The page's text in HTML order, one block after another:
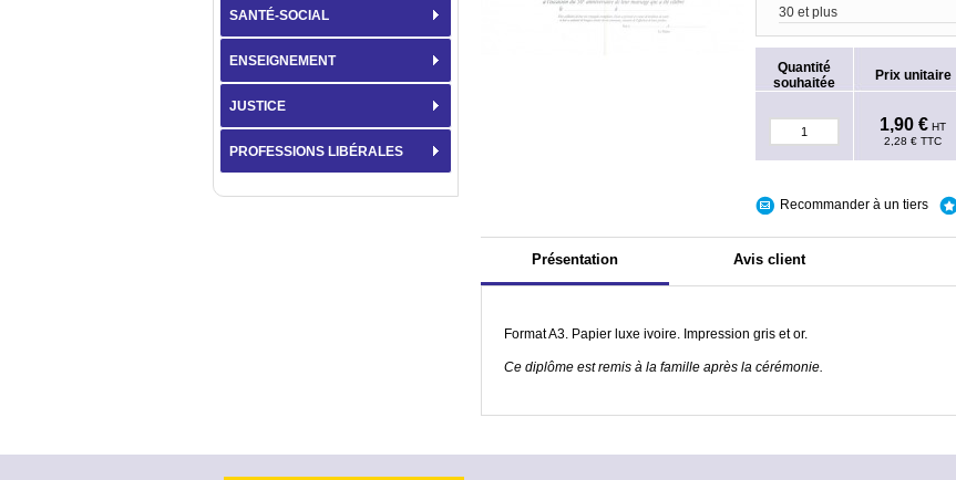
30 et plus
Quantité
souhaitée
Prix unitaire
1,90 € HT
2,28 € TTC
Recommander à un tiers
Présentation Avis client
Format A3. Papier luxe ivoire. Impression gris et or.
Ce diplôme est remis à la famille après la cérémonie.
SANTÉ-SOCIAL
ENSEIGNEMENT
JUSTICE
PROFESSIONS LIBÉRALES